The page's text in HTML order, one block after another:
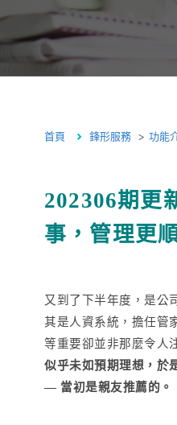
首頁 鋒形服務 功能
202306期更
事，管理更
又到了下半年度，是公
其是人資系統，擔任管
等重要卻並非那麼令人
似乎未如預期理想，於
— 當初是親友推薦的。